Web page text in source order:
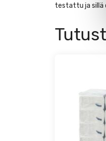
testattu ja sillä